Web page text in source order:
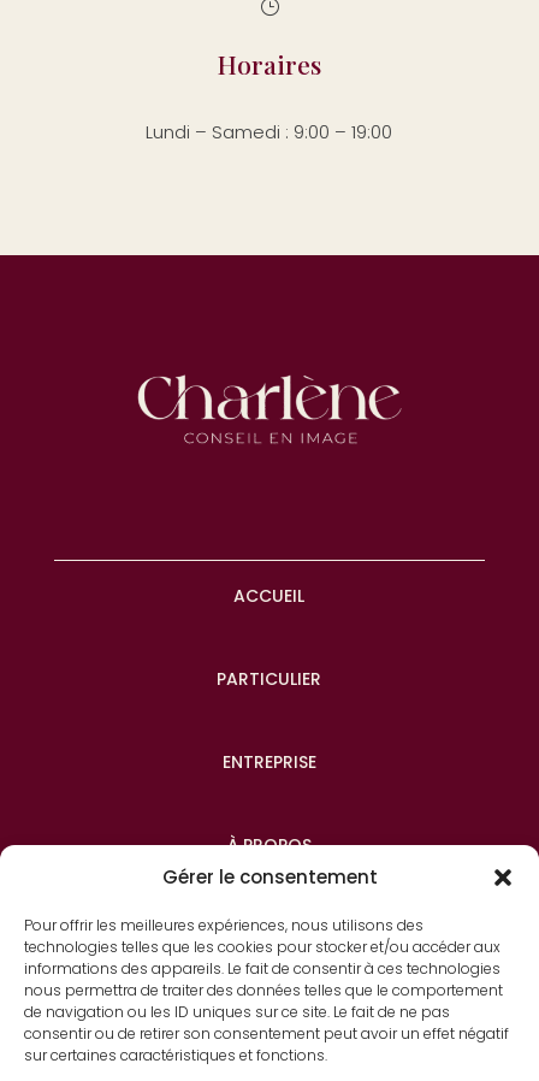
Gérer le consentement
Pour offrir les meilleures expériences, nous utilisons des
technologies telles que les cookies pour stocker et/ou accéder aux
informations des appareils. Le fait de consentir à ces technologies
nous permettra de traiter des données telles que le comportement
de navigation ou les ID uniques sur ce site. Le fait de ne pas
consentir ou de retirer son consentement peut avoir un effet négatif
sur certaines caractéristiques et fonctions.
}
Horaires
Lundi – Samedi : 9:00 – 19:00
ACCUEIL
PARTICULIER
ENTREPRISE
À PROPOS
CONTACT